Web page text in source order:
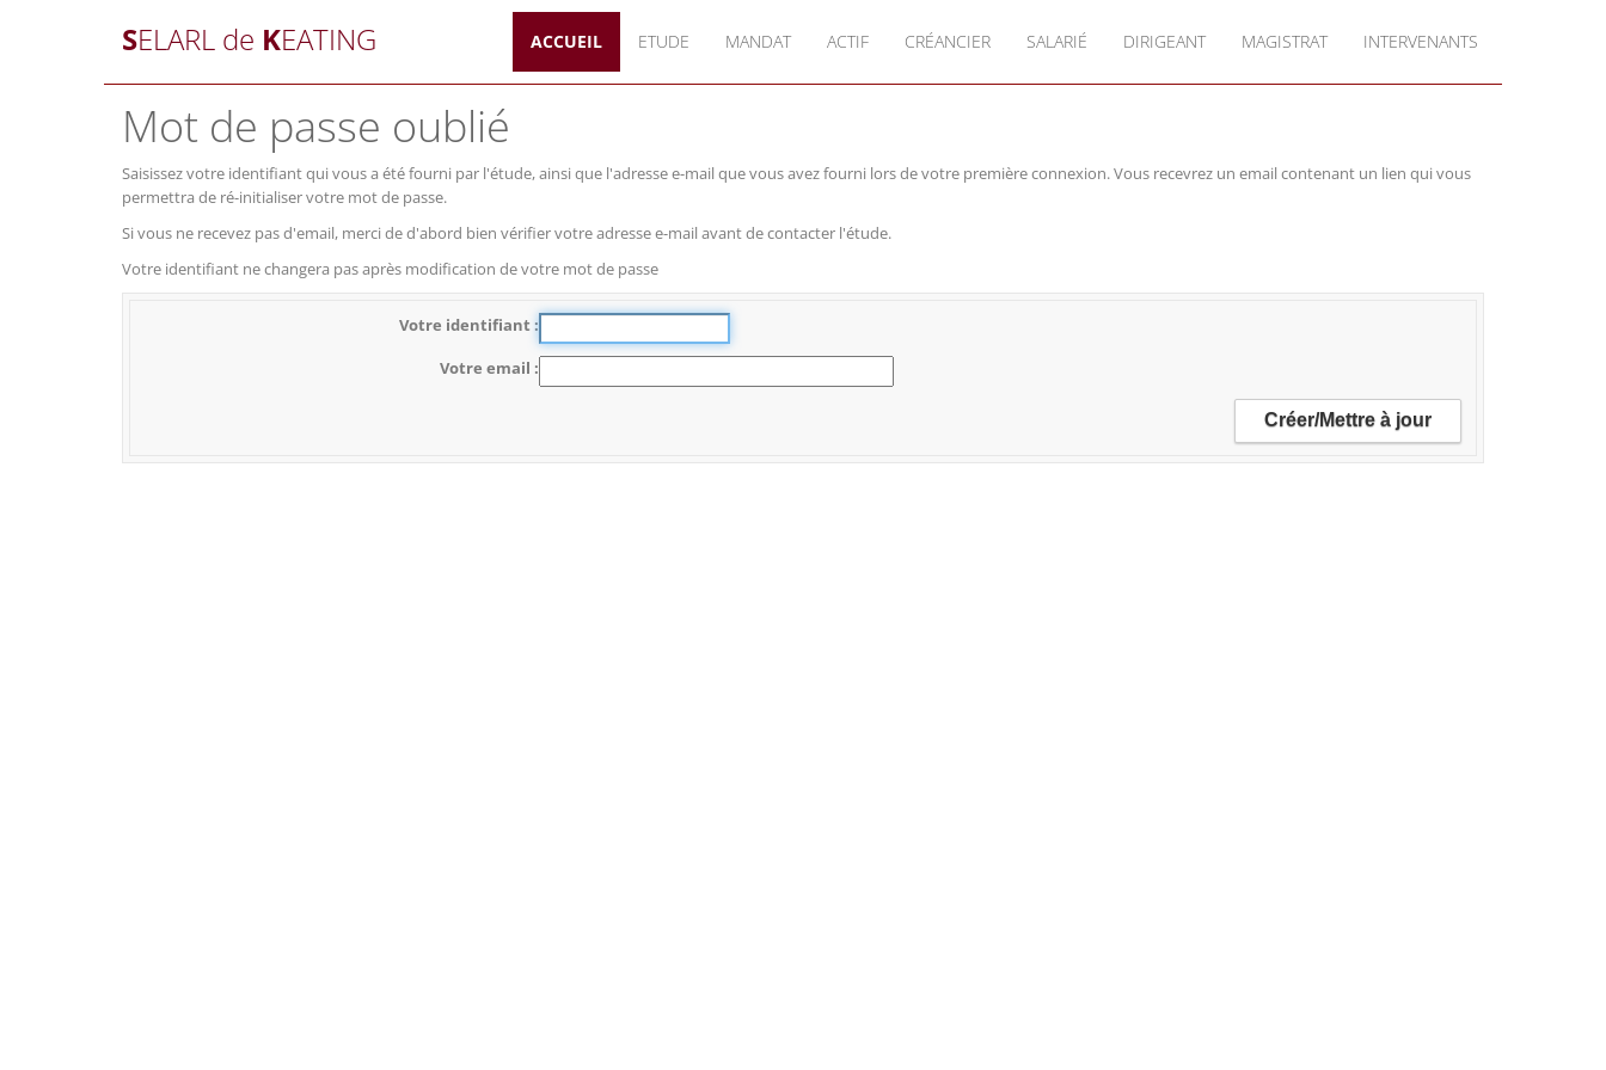
SELARL de KEATING ACCUEIL ETUDE MANDAT ACTIF CRÉANCIER SALARIÉ DIRIGEANT MAGISTRAT INTERVENANTS
Mot de passe oublié
Saisissez votre identifiant qui vous a été fourni par l'étude, ainsi que l'adresse e-mail que vous avez fourni lors de votre première connexion. Vous recevrez un email contenant un lien qui vous
permettra de ré-initialiser votre mot de passe.
Si vous ne recevez pas d'email, merci de d'abord bien vérifier votre adresse e-mail avant de contacter l'étude.
Votre identifiant ne changera pas après modification de votre mot de passe
Votre identifiant
Votre email